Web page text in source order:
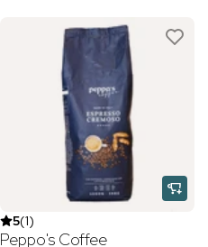
5(1)
Peppo's Coffee